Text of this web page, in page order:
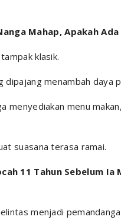
Mahap, Apakah Ada
klasik.
menambah daya
menyediakan menu
suasana terasa ramai.
11 Tahun Sebelum
menjadi